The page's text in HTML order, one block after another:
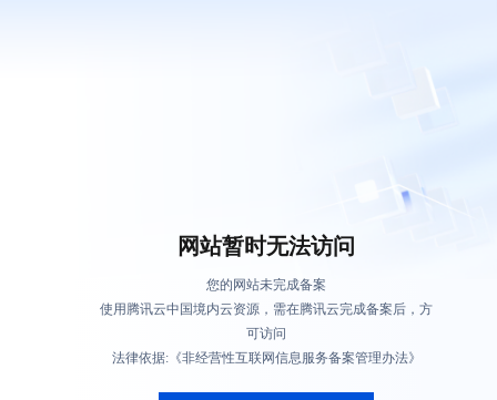
网站暂时无法访问
您的网站未完成备案
使用腾讯云中国境内云资源，需在腾讯云完成备案后，方
可访问
法律依据:《非经营性互联网信息服务备案管理办法》